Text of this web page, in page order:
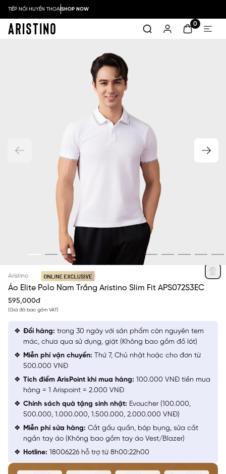
TIẾP NỐI HUYỀN THOẠISHOP NOW
0
Aristino
Áo Elite Polo Nam Trắng Aristino Slim Fit APS072S3EC
595,000đ
(Giá đã bao gồm VAT)
Đổi hàng: trong 30 ngày với sản phẩm còn nguyên tem
mác, chưa qua sử dụng, giặt (Không bao gồm đồ lót)
Miễn phí vận chuyển: Thứ 7, Chủ nhật hoặc cho đơn từ
500.000 VNĐ
Tích điểm ArisPoint khi mua hàng: 100.000 VNĐ tiền mua
hàng = 1 Arispoint = 2.000 VNĐ
Chính sách quà tặng sinh nhật: Evoucher (100.000,
500.000, 1.000.000, 1.500.000, 2.000.000 VNĐ)
Miễn phí sửa hàng: Cắt gấu quần, bóp bụng, sửa cắt
ngắn tay áo (Không bao gồm tay áo Vest/Blazer)
Hotline: 18006226 hỗ trợ từ 8h00:22h00